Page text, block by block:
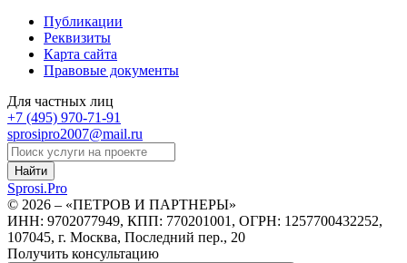
Публикации
Реквизиты
Карта сайта
Правовые документы
Для частных лиц
+7 (495) 970-71-91
sprosipro2007@mail.ru
Найти
Sprosi.Pro
© 2026 – «ПЕТРОВ И ПАРТНЕРЫ»
ИНН: 9702077949, КПП: 770201001, ОГРН: 1257700432252,
107045, г. Москва, Последний пер., 20
Получить консультацию